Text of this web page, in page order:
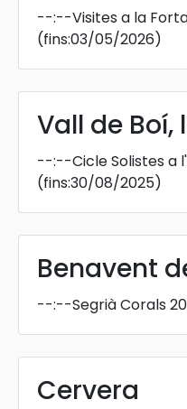
--:--Visites a la
(fins:03/05/2026)
Vall de Boí,
--:--Cicle Solistes a
(fins:30/08/2025)
Benavent
--:--Segrià Corals
Cervera